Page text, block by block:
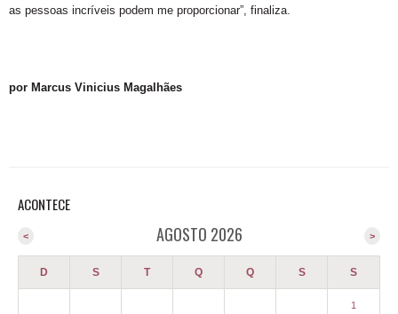
as pessoas incríveis podem me proporcionar”, finaliza.
por Marcus Vinicius Magalhães
ACONTECE
AGOSTO 2026 >
<
D S T Q Q S S
1